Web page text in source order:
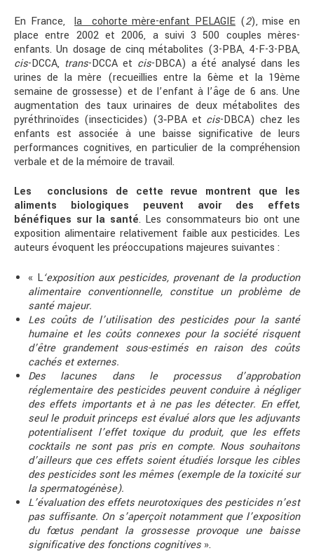
En France,la cohorte mère-enfant PELAGIE(2), mise en
place entre 2002 et 2006, a suivi 3 500 couples mères-
enfants. Un dosage de cinq métabolites (3-PBA, 4-F-3-PBA,
cis-DCCA, trans-DCCA et cis-DBCA) a été analysé dans les
urines de la mère (recueillies entre la 6ème et la 19ème
semaine de grossesse) et de l’enfant à l’âge de 6 ans. Une
augmentation des taux urinaires de deux métabolites des
pyréthrinoïdes (insecticides) (3‑PBA et cis-DBCA) chez les
enfants est associée à une baisse significative de leurs
performances cognitives, en particulier de la compréhension
verbale et de la mémoire de travail.
Les conclusions de cette revue montrent que les
aliments biologiques peuvent avoir des effets
bénéfiques sur la santé. Les consommateurs bio ont une
exposition alimentaire relativement faible aux pesticides. Les
auteurs évoquent les préoccupations majeures suivantes :
« L‘exposition aux pesticides, provenant de la production
alimentaire conventionnelle, constitue un problème de
santé majeur.
Les coûts de l’utilisation des pesticides pour la santé
humaine et les coûts connexes pour la société risquent
d’être grandement sous-estimés en raison des coûts
cachés et externes.
Des lacunes dans le processus d’approbation
réglementaire des pesticides peuvent conduire à négliger
des effets importants et à ne pas les détecter. En effet,
seul le produit princeps est évalué alors que les adjuvants
potentialisent l’effet toxique du produit, que les effets
cocktails ne sont pas pris en compte. Nous souhaitons
d’ailleurs que ces effets soient étudiés lorsque les cibles
des pesticides sont les mêmes (exemple de la toxicité sur
la spermatogénèse).
L’évaluation des effets neurotoxiques des pesticides n’est
pas suffisante. On s’aperçoit notamment que l’exposition
du fœtus pendant la grossesse provoque une baisse
significative des fonctions cognitives ».